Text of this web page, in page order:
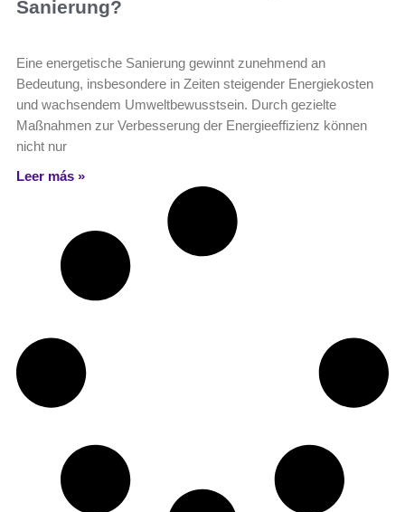
Sanierung?
Eine energetische Sanierung gewinnt zunehmend an
Bedeutung, insbesondere in Zeiten steigender Energiekosten
und wachsendem Umweltbewusstsein. Durch gezielte
Maßnahmen zur Verbesserung der Energieeffizienz können
nicht nur
Leer más »